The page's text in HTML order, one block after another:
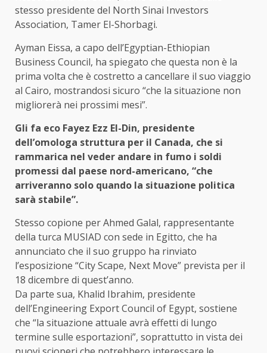
stesso presidente del North Sinai Investors
Association, Tamer El-Shorbagi.
Ayman Eissa, a capo dell’Egyptian-Ethiopian
Business Council, ha spiegato che questa non è la
prima volta che è costretto a cancellare il suo viaggio
al Cairo, mostrandosi sicuro “che la situazione non
migliorerà nei prossimi mesi”.
Gli fa eco Fayez Ezz El-Din, presidente
dell’omologa struttura per il Canada, che si
rammarica nel veder andare in fumo i soldi
promessi dal paese nord-americano, “che
arriveranno solo quando la situazione politica
sarà stabile”.
Stesso copione per Ahmed Galal, rappresentante
della turca MUSIAD con sede in Egitto, che ha
annunciato che il suo gruppo ha rinviato
l’esposizione “City Scape, Next Move” prevista per il
18 dicembre di quest’anno.
Da parte sua, Khalid Ibrahim, presidente
dell’Engineering Export Council of Egypt, sostiene
che “la situazione attuale avrà effetti di lungo
termine sulle esportazioni”, soprattutto in vista dei